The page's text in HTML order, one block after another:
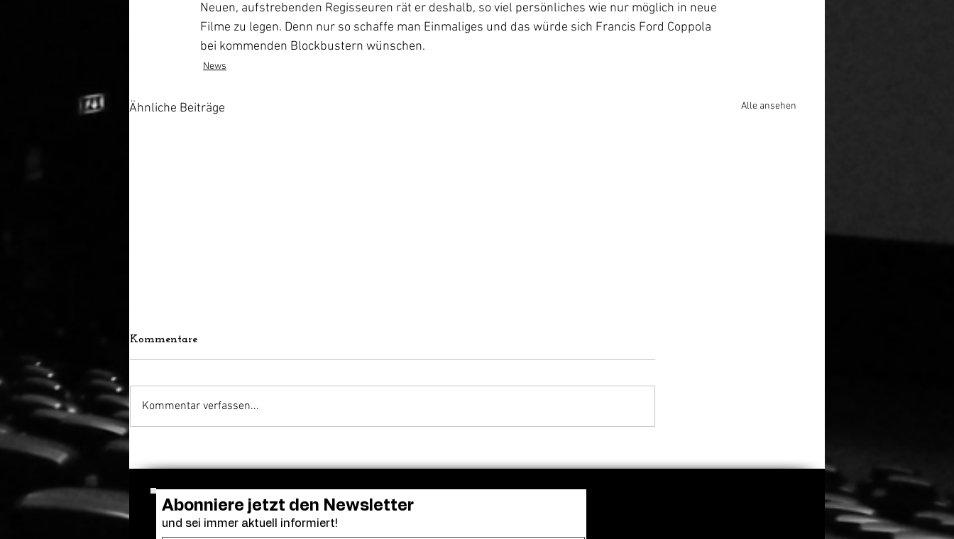
Neuen, aufstrebenden Regisseuren rät er deshalb, so viel persönliches wie nur möglich in neue
Filme zu legen. Denn nur so schaffe man Einmaliges und das würde sich Francis Ford Coppola
bei kommenden Blockbustern wünschen.
News
Ähnliche Beiträge Alle ansehen
Zurich Film Festival zeichnet
„Die Odyssee“ steht vor
Hauptrolle, Regie und
Kommentare
Kommentar verfassen...
Abonniere jetzt den Newsletter
und sei immer aktuell informiert!